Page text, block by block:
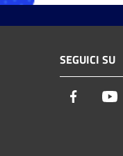
SEGUICI SU
Facebook